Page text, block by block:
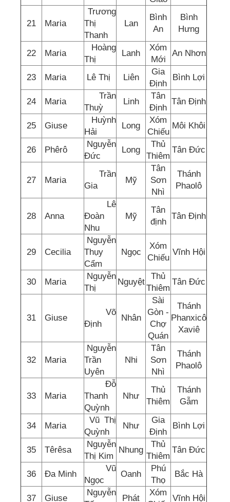
21 Maria
Trương
Thị
Thanh
Lan
Bình
An
Bình
Hưng
22 Maria
Hoàng
Thị
Lanh
Xóm
Mới
An Nhơn
23 Maria Lê Thị Liên
Gia
Định
Bình Lợi
24 Maria
Trần
Thuỳ
Linh
Tân
Định
Tân Định
25 Giuse
Huỳnh
Hải
Long
Xóm
Chiếu
Môi Khôi
26 Phêrô
Nguyễn
Đức
Long
Thủ
Thiêm
Tân Đức
27 Maria
Trần
Gia
Mỹ
Tân
Sơn
Nhì
Thánh
Phaolô
28 Anna
Lê
Đoàn
Nhu
Mỹ
Tân
định
Tân Định
29 Cecilia
Nguyễn
Thụy
Cẩm
Ngọc
Xóm
Chiếu
Vĩnh Hội
30 Maria
Nguyễn
Thị
Nguyệt
Thủ
Thiêm
Tân Đức
31 Giuse
Võ
Định
Nhân
Sài
Gòn -
Chợ
Quán
Thánh
Phanxicô
Xaviê
32 Maria
Nguyễn
Trần
Uyên
Nhi
Tân
Sơn
Nhì
Thánh
Phaolô
33 Maria
Đỗ
Thanh
Quỳnh
Như
Thủ
Thiêm
Thánh
Gẫm
34 Maria
Vũ Thị
Quỳnh
Như
Gia
Định
Bình Lợi
35 Têrêsa
Nguyễn
Thị Kim
Nhung
Thủ
Thiêm
Tân Đức
36 Đa Minh
Vũ
Ngọc
Oanh
Phú
Thọ
Bắc Hà
37 Giuse
Nguyễn
Phát
Xóm
Vĩnh Hội